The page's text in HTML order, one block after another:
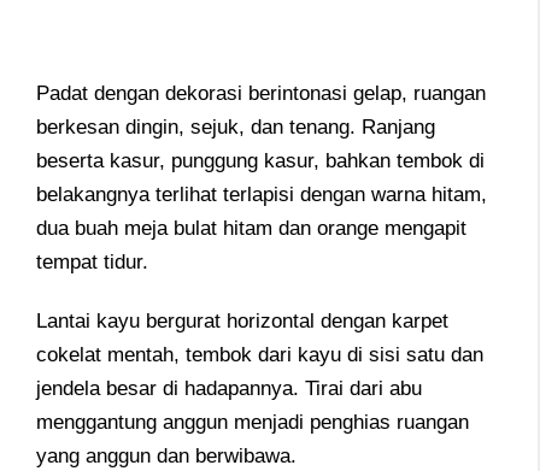
Padat dengan dekorasi berintonasi gelap, ruangan
berkesan dingin, sejuk, dan tenang. Ranjang
beserta kasur, punggung kasur, bahkan tembok di
belakangnya terlihat terlapisi dengan warna hitam,
dua buah meja bulat hitam dan orange mengapit
tempat tidur.
Lantai kayu bergurat horizontal dengan karpet
cokelat mentah, tembok dari kayu di sisi satu dan
jendela besar di hadapannya. Tirai dari abu
menggantung anggun menjadi penghias ruangan
yang anggun dan berwibawa.